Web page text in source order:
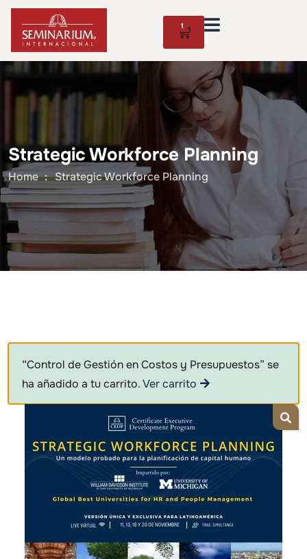
1
Strategic Workforce Planning
Home Strategic Workforce Planning
“Control de Gestión en Costos y Presupuestos” se
ha añadido a tu carrito.Ver carrito